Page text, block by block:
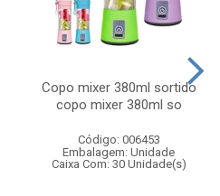
Copo mixer 380ml sortido
copo mixer 380ml so
Código: 006453
Embalagem: Unidade
Caixa Com: 30 Unidade(s)